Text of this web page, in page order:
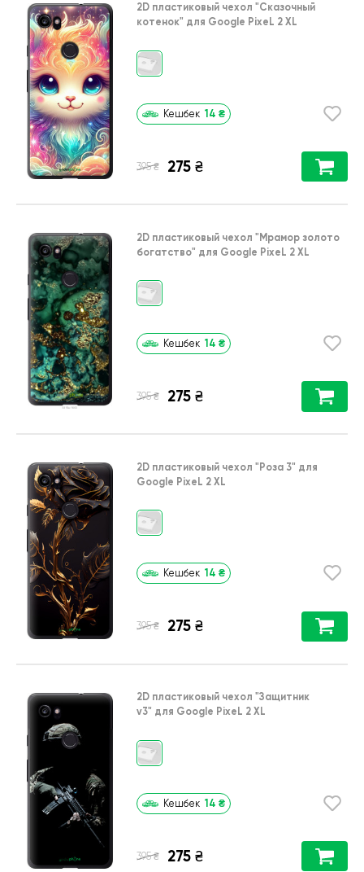
2D пластиковый чехол "Сказочный
котенок" для Google PixeL 2 XL
Кешбек 14 ₴
395 ₴ 275 ₴
2D пластиковый чехол "Мрамор золото
богатство" для Google PixeL 2 XL
Кешбек 14 ₴
395 ₴ 275 ₴
2D пластиковый чехол "Роза 3" для
Google PixeL 2 XL
Кешбек 14 ₴
395 ₴ 275 ₴
2D пластиковый чехол "Защитник
v3" для Google PixeL 2 XL
Кешбек 14 ₴
395 ₴ 275 ₴